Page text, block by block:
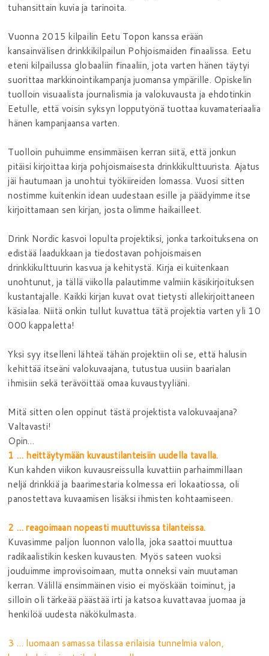
tuhansittain kuvia ja tarinoita.
Vuonna 2015 kilpailin Eetu Topon kanssa erään
kansainvälisen drinkkikilpailun Pohjoismaiden finaalissa. Eetu
eteni kilpailussa globaaliin finaaliin, jota varten hänen täytyi
suorittaa markkinointikampanja juomansa ympärille. Opiskelin
tuolloin visuaalista journalismia ja valokuvausta ja ehdotinkin
Eetulle, että voisin syksyn lopputyönä tuottaa kuvamateriaalia
hänen kampanjaansa varten.
Tuolloin puhuimme ensimmäisen kerran siitä, että jonkun
pitäisi kirjoittaa kirja pohjoismaisesta drinkkikulttuurista. Ajatus
jäi hautumaan ja unohtui työkiireiden lomassa. Vuosi sitten
nostimme kuitenkin idean uudestaan esille ja päädyimme itse
kirjoittamaan sen kirjan, josta olimme haikailleet.
Drink Nordic kasvoi lopulta projektiksi, jonka tarkoituksena on
edistää laadukkaan ja tiedostavan pohjoismaisen
drinkkikulttuurin kasvua ja kehitystä. Kirja ei kuitenkaan
unohtunut, ja tällä viikolla palautimme valmiin käsikirjoituksen
kustantajalle. Kaikki kirjan kuvat ovat tietysti allekirjoittaneen
käsialaa. Niitä onkin tullut kuvattua tätä projektia varten yli 10
000 kappaletta!
Yksi syy itselleni lähteä tähän projektiin oli se, että halusin
kehittää itseäni valokuvaajana, tutustua uusiin baarialan
ihmisiin sekä terävöittää omaa kuvaustyyliäni.
Mitä sitten olen oppinut tästä projektista valokuvaajana?
Valtavasti!
Opin…
1 … heittäytymään kuvaustilanteisiin uudella tavalla.
Kun kahden viikon kuvausreissulla kuvattiin parhaimmillaan
neljä drinkkiä ja baarimestaria kolmessa eri lokaatiossa, oli
panostettava kuvaamisen lisäksi ihmisten kohtaamiseen.
2 … reagoimaan nopeasti muuttuvissa tilanteissa.
Kuvasimme paljon luonnon valolla, joka saattoi muuttua
radikaalistikin kesken kuvausten. Myös sateen vuoksi
jouduimme improvisoimaan, mutta onneksi vain muutaman
kerran. Välillä ensimmäinen visio ei myöskään toiminut, ja
silloin oli tärkeää päästää irti ja katsoa kuvattavaa juomaa ja
henkilöä uudesta näkökulmasta.
3 … luomaan samassa tilassa erilaisia tunnelmia valon,